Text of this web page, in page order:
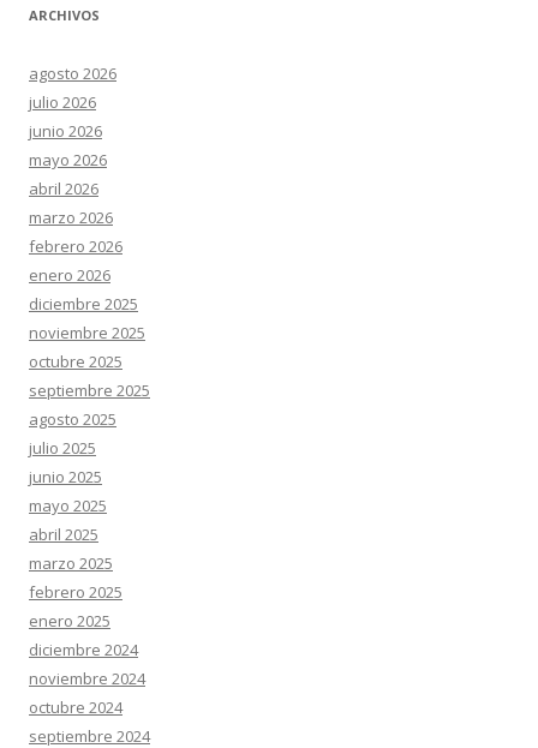
ARCHIVOS
agosto 2026
julio 2026
junio 2026
mayo 2026
abril 2026
marzo 2026
febrero 2026
enero 2026
diciembre 2025
noviembre 2025
octubre 2025
septiembre 2025
agosto 2025
julio 2025
junio 2025
mayo 2025
abril 2025
marzo 2025
febrero 2025
enero 2025
diciembre 2024
noviembre 2024
octubre 2024
septiembre 2024